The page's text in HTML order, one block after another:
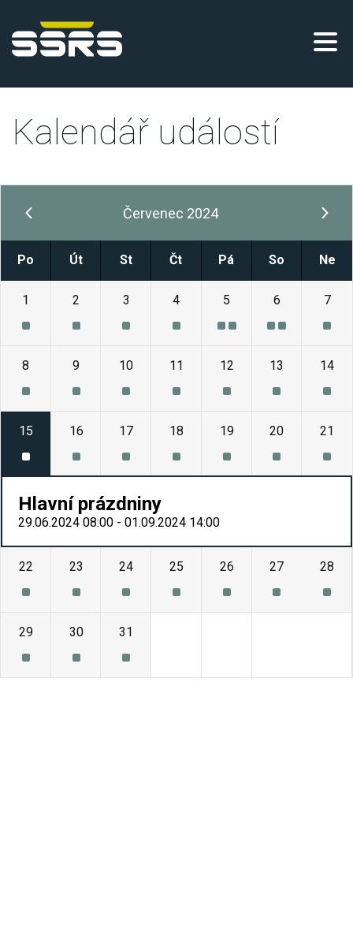
Kalendář událostí
Červenec 2024
Po Út St Čt Pá So Ne
1 2 3 4 5 6 7
8 9 10 11 12 13 14
15 16 17 18 19 20 21
Hlavní prázdniny
29.06.2024 08:00 - 01.09.2024 14:00
22 23 24 25 26 27 28
29 30 31